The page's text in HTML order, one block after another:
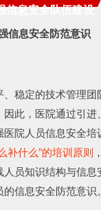
信息安全队伍建设
信息安全防范意识
稳定的技术管理团
此，医院通过引进
院人员信息安全培
补什么”的培训原则
员知识结构与信
信息安全防范意识。